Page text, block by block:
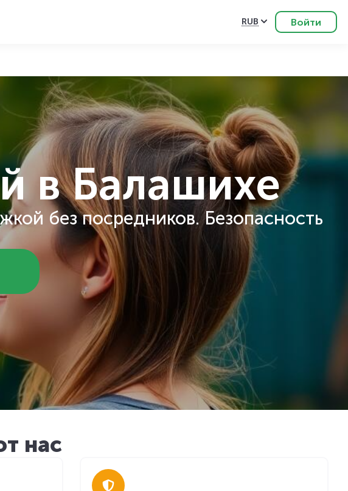
RUB Войти
в Балашихе
без посредников. Безопасность
нас